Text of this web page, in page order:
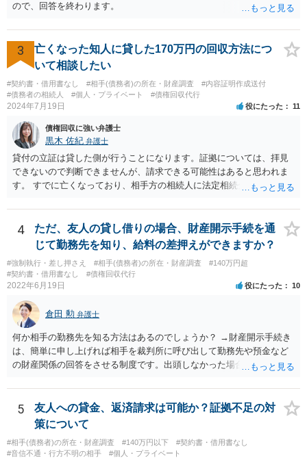
ので、回答を終わります。
3
亡くなった知人に貸した170万円の回収方法につ
いて相談したい
#契約書・借用書なし #相手(債務者)の所在・財産調査
#内容証明作成送付
#債務者の相続人
#個人・プライベート #債権回収代行
2024年7月19日 役にたった 11
債権回収に強い弁護士
黒木 佐紀 弁護士
貸付の立証は貸した側が行うことになります。証拠については、拝見
できないので判断できませんが、請求できる可能性はあると思われま
す。 すでに亡くなっており、相手方の相続人に法定相続分に応じて請
が難しくなります。 お早めに相続人に請求していくか、それが難しい
場合は、弁護士に相談されるのがよろしいかと思います。
4
ただ、友人の貸し借りの場合、財産開示手続を通
じて勤務先を知り、給料の差押えができますか？
#強制執行・差し押さえ #相手(債務者)の所在・財産調査
#140万円超
#契約書・借用書なし
#債権回収代行
2022年6月19日 役にたった 10
倉田 勲 弁護士
何か相手の勤務先を知る方法はあるのでしょうか？ →財産開示手続き
は、簡単に申し上げれば相手を裁判所に呼び出して勤務先や預金など
の財産関係の回答をさせる制度です。出頭しなかった場合や虚偽の回
で相手を呼び出して回答させることで勤務先を知ることができます。
財産開示手続きは確定判決があれば可能ですので、ご指摘のような請
求権がなければ利用できない制度というわけではありません。そのよ
というものです。
5
友人への貸金、返済請求は可能か？証拠不足の対
策について
#相手(債務者)の所在・財産調査 #140万円以下
#契約書・借用書なし
#音信不通・行方不明の相手
#個人・プライベート